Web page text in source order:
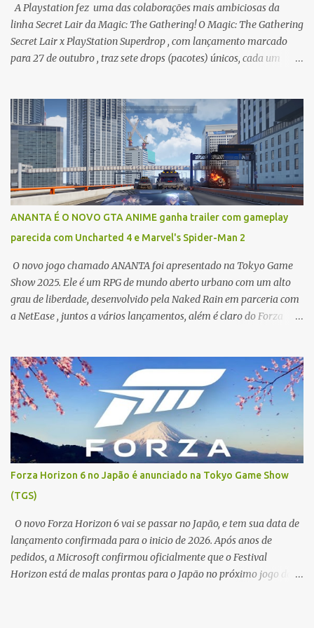
A Playstation fez uma das colaborações mais ambiciosas da
linha Secret Lair da Magic: The Gathering! O Magic: The Gathering
Secret Lair x PlayStation Superdrop , com lançamento marcado
para 27 de outubro , traz sete drops (pacotes) únicos, cada um
jogáveis com artes deslumbrantes e mecânicas que refletem seus
mundos. Os sete drops que compõem o Superdrop são: * Secret
Lair x The Last of Us Part I * Secret Lair x The Last of Us Part II *
Secret Lair x God of War: Greek (Grécia) * Secret Lair x God of War:
Norse (Nórdico) * Secret Lair x Uncharted * Secret Lair x Horizon
Forbidden West * Secret Lair x Ghost of Tsushima É importante
notar que muitas dessas cartas são inéditas em Magic: The
Gathering (ou seja, são cartas com novas regras, não apenas
reimpressões com arte nova), e serão válidas nos formatos
Commander, Legacy e Vintage. Aqui está uma análi...
ANANTA É O NOVO GTA ANIME ganha trailer com gameplay
parecida com Uncharted 4 e Marvel's Spider-Man 2
O novo jogo chamado ANANTA foi apresentado na Tokyo Game
Show 2025. Ele é um RPG de mundo aberto urbano com um alto
grau de liberdade, desenvolvido pela Naked Rain em parceria com
a NetEase , juntos a vários lançamentos, além é claro do Forza
uma trailer de 10 minutos do jogo como combate, um pouco da
historia e muito a gameplay, e muitos pontos que se foram
notados é que o jogo tem leve inspiração em outras franquias, com
um trailer bem animado, e com muita dinâmica inovadoras, além
é claro da comparação com GTA 5 mas em uma pegada mais
Anime. Um pouco da gameplay e vemos um movimento muito
comum com um jogo bem famoso onde Chenxiu é arremessado
para fora do carro, se segura em um caminhão com seus "poderes
de simbionte" e passa a ser arrastado por ele, com isso lembrando
um pouco uma das cenas de ação de Uncharted 4 . It's clearly
inspir...
Forza Horizon 6 no Japão é anunciado na Tokyo Game Show
(TGS)
O novo Forza Horizon 6 vai se passar no Japão, e tem sua data de
lançamento confirmada para o inicio de 2026. Após anos de
pedidos, a Microsoft confirmou oficialmente que o Festival
Horizon está de malas prontas para o Japão no próximo jogo da